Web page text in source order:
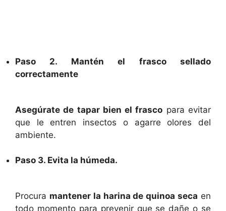
Paso 2. Mantén el frasco sellado
correctamente
Asegúrate de tapar bien el frasco para evitar
que le entren insectos o agarre olores del
ambiente.
Paso 3. Evita la húmeda.
Procura mantener la harina de quinoa seca en
todo momento para prevenir que se dañe o se